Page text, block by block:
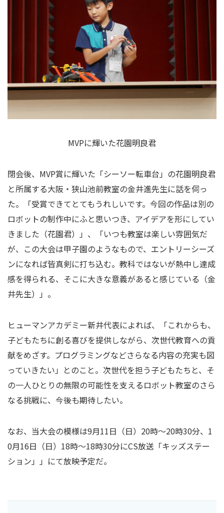
MVPに輝いた花園明良君
閉会後、 MVP賞に輝いた「シーソー転車台」の花園明良君
と所属する大阪・狭山池前教室の金井進先生に話を伺っ
た。「受賞できてとてもうれしいです。今回の作品は別の
ロボットの制作中にふと思いつき、アイデアを形にしてい
きました（花園君）」、「いつも教室は楽しい雰囲気だ
が、この大会は甲子園のようなもので、エントリーシーズ
ンになれば皆真剣に打ち込む。教科ではないが熱中し達成
感を得られる、そこに大きな意義があると感じている（金
井先生）」。
ヒューマンアカデミー新井代表によれば、「これからも、
子どもたちに創る喜びを提供しながら、次世代教育への貢
献をめざす。プログラミングなどさらなる内容の充実も図
っていきたい」とのこと。次世代を担う子どもたちと、そ
の一人ひとりの無限の可能性を支えるロボット教室のさら
なる挑戦に、今後も期待したい。
なお、当大会の模様は9月11日（日） 20時〜20時30分、 1
0月16日（日） 18時〜18時30分にCS放送「キッズステー
ション」」にて放映予定だ。